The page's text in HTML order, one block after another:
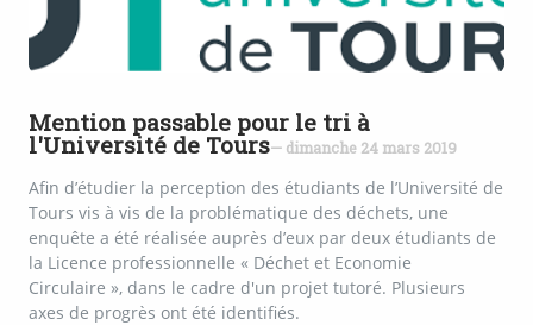
Mention passable pour le tri à
l'Université de Tours— dimanche 24 mars 2019
Afin d’étudier la perception des étudiants de l’Université de
Tours vis à vis de la problématique des déchets, une
enquête a été réalisée auprès d’eux par deux étudiants de
la Licence professionnelle « Déchet et Economie
Circulaire », dans le cadre d'un projet tutoré. Plusieurs
axes de progrès ont été identifiés.